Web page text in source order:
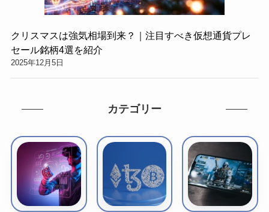
クリスマスは強気相場到来？｜注目すべき仮想通貨プレ
セール銘柄4選を紹介
2025年12月5日
カテゴリー